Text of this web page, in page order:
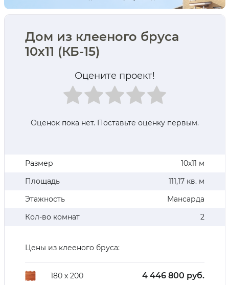
Дом из клееного бруса
10х11 (КБ-15)
Оцените проект!
Оценок пока нет. Поставьте оценку первым.
Размер
10х11 м
Площадь
111,17 кв. м
Этажность
Мансарда
Кол-во комнат
2
Цены из клееного бруса:
180 х 200 4 446 800 руб.